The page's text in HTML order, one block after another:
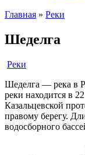
Главная » Реки
Шеделга
Реки
Шеделга — река в
реки находится в
Казальцевской
правому берегу.
водосборного